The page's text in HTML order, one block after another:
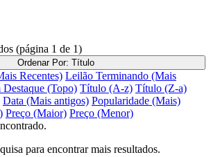
(página 1 de 1)
Ordenar Por: Título
Recentes) Leilão Terminando (Mais
(Topo) Título (A-z) Título (Z-a)
Data (Mais antigos) Popularidade (Mais)
Preço (Maior) Preço (Menor)
para encontrar mais resultados.